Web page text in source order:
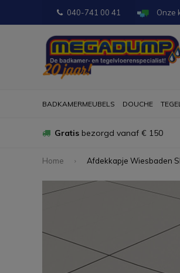
040-741 00 41 Onze
BADKAMERMEUBELS DOUCHE
Gratis bezorgd vanaf € 150
Home Afdekkapje Wiesbaden